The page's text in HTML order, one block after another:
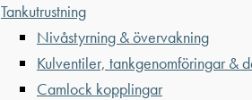
Tankutrustning
Nivåstyrning & övervakning
Kulventiler, tankgenomföringar &
Camlock kopplingar